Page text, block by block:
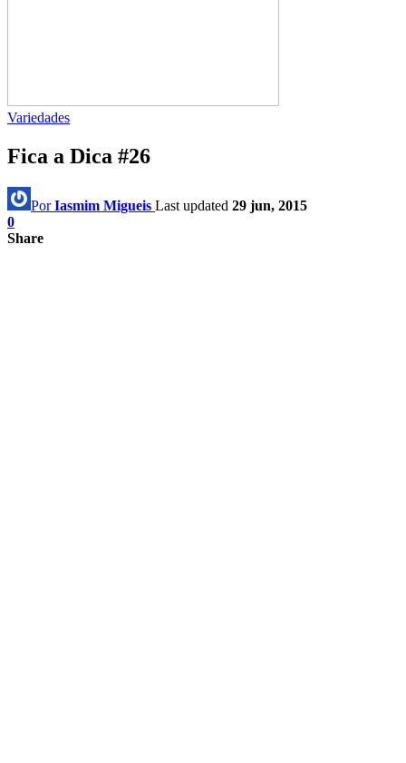
Variedades
Fica a Dica #26
PorIasmim Migueis Last updated 29 jun, 2015
0
Share